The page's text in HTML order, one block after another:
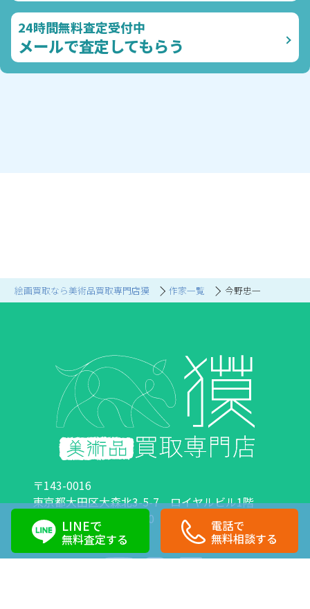
LINEで
無料査定する
電話で
無料相談する
絵画買取なら美術品買取専門店獏 作家一覧 今野忠一
24時間無料査定受付中
メールで査定してもらう
〒143-0016
東京都大田区大森北3-5-7 ロイヤルビル1階
営業時間：10:00～18:00 定休日：日曜日・祝日
0120-89-0007 03-6423-1033